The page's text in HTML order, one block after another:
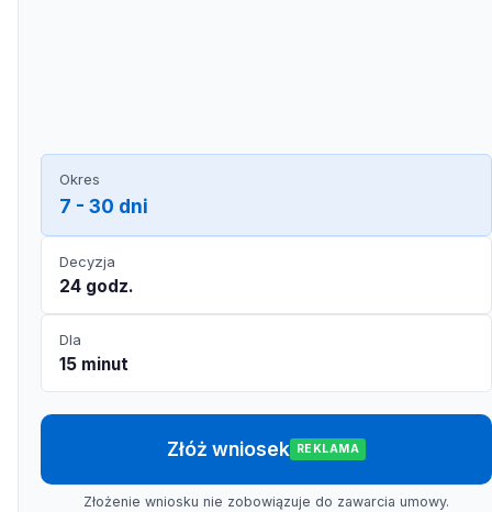
Okres
7 - 30 dni
Decyzja
24 godz.
Dla
15 minut
Złóż wniosek REKLAMA
Złożenie wniosku nie zobowiązuje do zawarcia umowy.